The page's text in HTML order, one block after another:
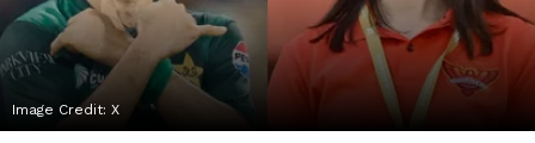
Image Credit: ‍‍X